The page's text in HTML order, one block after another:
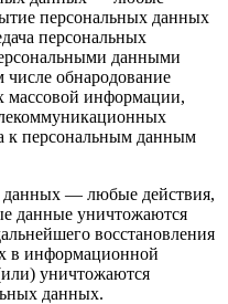
персональных данных
персональных
данными
числе обнародование
массовой информации,
к персональным данным
данных — любые действия,
данные уничтожаются
восстановления
в информационной
) уничтожаются
данных.